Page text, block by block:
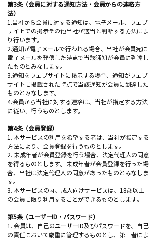
第3条（会員に対する通知方法・会員からの連絡方
法）
1.当社から会員に対する通知は、電子メール、ウェブ
サイトでの掲示その他当社が適当と判断する方法によ
り行います。
2.通知が電子メールで行われる場合、当社が会員宛に
電子メールを発信した時点で当該通知が会員に到達し
たものとみなします。
3.通知をウェブサイトに掲示する場合、通知がウェブ
サイトに掲載された時点で当該通知が会員に到達した
ものとみなします。
4.会員から当社に対する連絡は、当社が指定する方法
に従い、行うものとします。
第4条（会員登録）
1. 本サービスの利用を希望する者は、当社が指定する
方法により、会員登録を行うものとします。
2. 未成年者が会員登録を行う場合、法定代理人の同意
を得るものとします。未成年者が会員登録を行った場
合、当社は法定代理人の同意があったものとみなしま
す。
3. 本サービスの内、成人向けサービスは、18歳以上
の会員に限り利用することができるものとします。
第5条（ユーザーID・パスワード）
1. 会員は、自己のユーザーID及びパスワードを、自己
の責任において厳重に管理するものとし、第三者によ